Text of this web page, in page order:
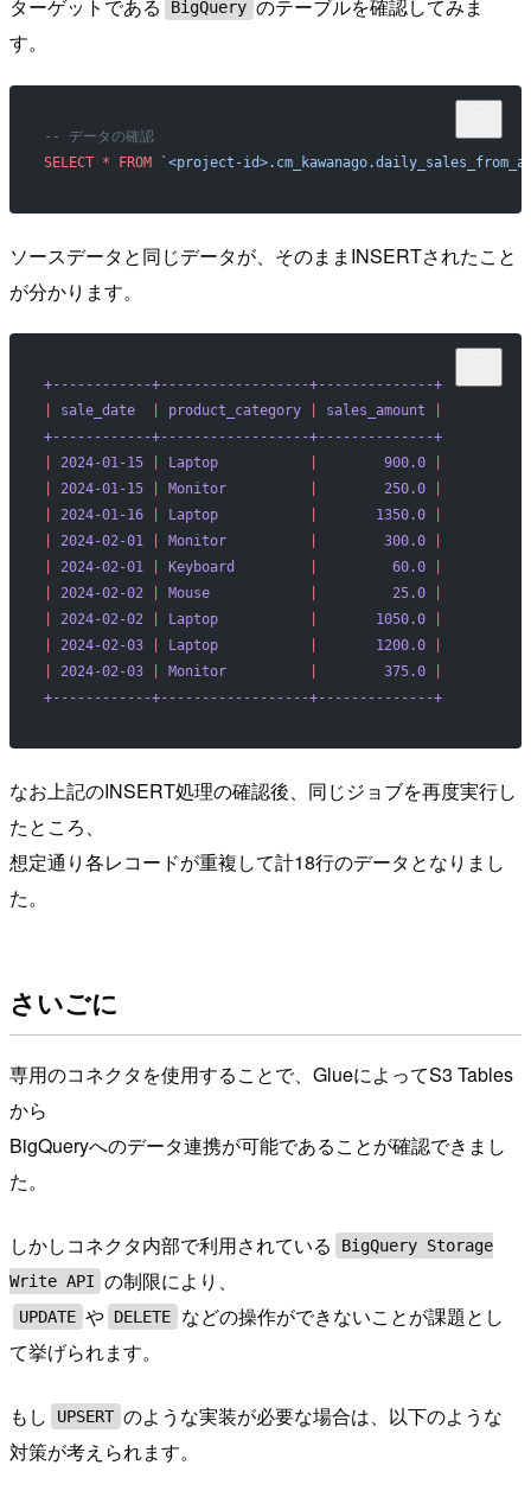
ターゲットである BigQuery のテーブルを確認してみま
す。
-- データの確認
SELECT * FROM `<project-
ソースデータと同じデータが、そのままINSERTされたこと
が分かります。
+------------+------------------+--------------+
sale_date
  |
product_category | sales_amount
+------------+------------------+--------------+
2024-01-15 | Laptop
           |
        900.0
|
2024-01-15 | Monitor
          |
        250.0
|
2024-01-16 | Laptop
           |
       1350.0
|
2024-02-01 | Monitor
          |
        300.0
|
2024-02-01 | Keyboard
         60.0
|
2024-02-02 | Mouse
            |
         25.0
|
2024-02-02 | Laptop
           |
       1050.0
|
2024-02-03 | Laptop
           |
       1200.0
|
2024-02-03 | Monitor
          |
        375.0
|
+------------+------------------+--------------+
なお上記のINSERT処理の確認後、同じジョブを再度実行し
たところ、
想定通り各レコードが重複して計18行のデータとなりまし
た。
さいごに
専用のコネクタを使用することで、GlueによってS3 Tables
から
BigQueryへのデータ連携が可能であることが確認できまし
た。
しかしコネクタ内部で利用されている
BigQuery Storage
Write API の制限により、
UPDATE や DELETE
などの操作ができないことが課題とし
て挙げられます。
もし UPSERT のような実装が必要な場合は、以下のような
対策が考えられます。